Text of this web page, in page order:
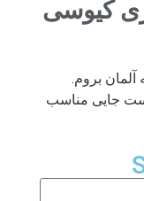
کیوسی
آلمان بروم.
جایی مناسب